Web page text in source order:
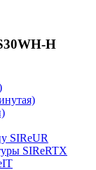
H
SIReUR
SIReRTX